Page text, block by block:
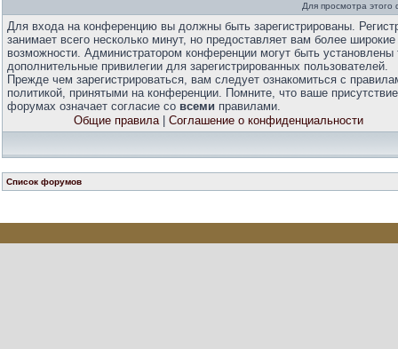
Для просмотра
Для входа на конференцию вы должны быть зарегистрированы.
занимает всего несколько минут, но предоставляет вам более широкие
возможности. Администратором конференции могут быть установлены
дополнительные привилегии для зарегистрированных пользователей.
Прежде чем зарегистрироваться, вам следует ознакомиться с
политикой, принятыми на конференции. Помните, что ваше
форумах означает согласие со всеми правилами.
Общие правила| Соглашение о конфиденциальности
Список форумов